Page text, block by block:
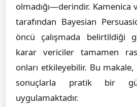
olmadığı—derindir. Kamenica
tarafından Bayesian
öncü çalışmada belirtildiği
karar vericiler tamamen
onları etkileyebilir. Bu
sonuçlarla pratik bir
uygulamaktadır.